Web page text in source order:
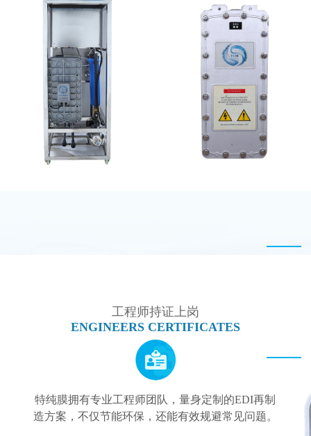
西门子 EDI模块维修 GE EDI模块维修
工程师持证上岗
ENGINEERS CERTIFICATES
特纯膜拥有专业工程师团队，量身定制的EDI再制
造方案，不仅节能环保，还能有效规避常见问题。